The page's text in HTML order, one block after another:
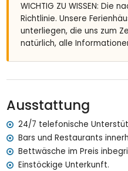
Schlafzimmer mit
En-suite Badezimmer mit
Außenbereich der Villa
Großes und umzäuntes
Garten mit Bäumen und
2 überdachte Terrassen
Außenküche und Grill
Außendusche
Sitzbereich im Freien und
2 private Parkplätze
WICHTIG ZU WISSEN:
Richtlinie. Unsere
unterliegen, die uns zum
natürlich, alle
Ausstattung
24/7 telefonische
Bars und Restaurants
Bettwäsche im Preis
Einstöckige Unterkunft.